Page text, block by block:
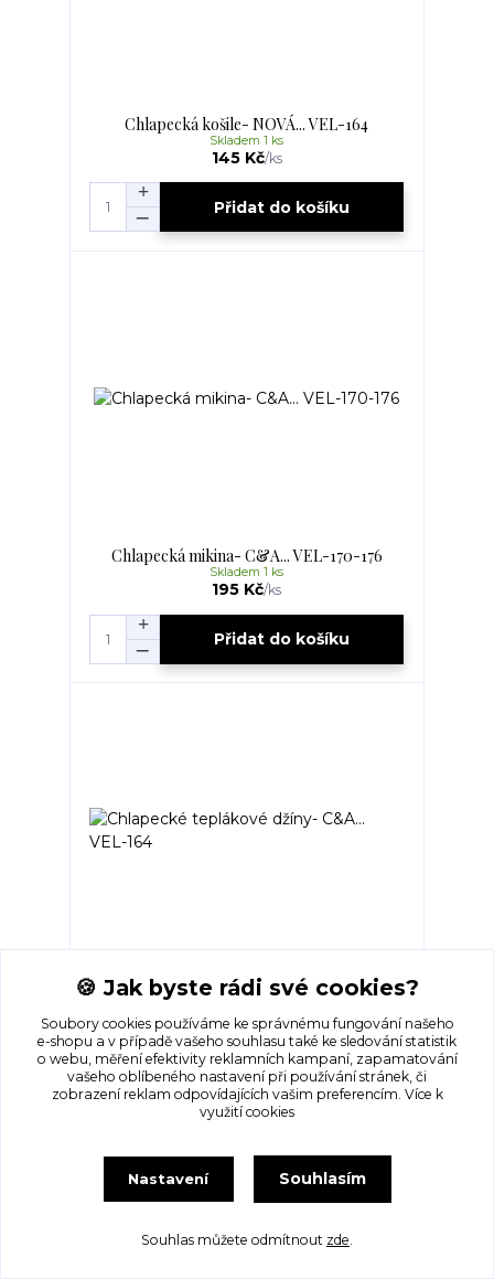
Chlapecká košile- NOVÁ... VEL-164
145 Kč/ks
Skladem 1 ks
Přidat do košíku
Chlapecká mikina- C&A... VEL-170-176
195 Kč/ks
Skladem 1 ks
Přidat do košíku
Chlapecké teplákové džíny- C&A... VEL-164
195 Kč/ks
Přidat do košíku
🍪 Jak byste rádi své cookies?
Soubory cookies používáme ke správnému fungování našeho
e-shopu a v případě vašeho souhlasu také ke sledování statistik
o webu, měření efektivity reklamních kampaní, zapamatování
vašeho oblíbeného nastavení při používání stránek, či
zobrazení reklam odpovídajících vašim preferencím. Více k
využití cookies
Nastavení Souhlasím
Souhlas můžete odmítnout zde